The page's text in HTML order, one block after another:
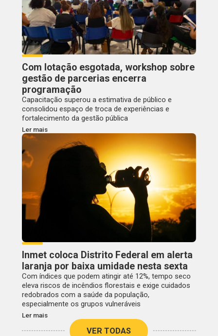
Com lotação esgotada, workshop sobre
gestão de parcerias encerra
programação
Capacitação superou a estimativa de público e
consolidou espaço de troca de experiências e
fortalecimento da gestão pública
Ler mais
Inmet coloca Distrito Federal em alerta
laranja por baixa umidade nesta sexta
Com índices que podem atingir até 12%, tempo seco
eleva riscos de incêndios florestais e exige cuidados
redobrados com a saúde da população,
especialmente os grupos vulneráveis
Ler mais
VER TODAS